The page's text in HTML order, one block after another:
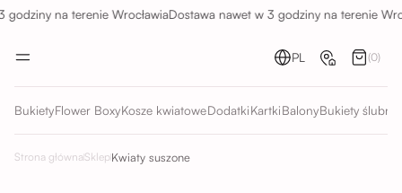
na terenie WrocławiaDostawa nawet w 3 godziny na terenie
PL (0)
BukietyFlower BoxyKosze kwiatoweDodatkiKartkiBalonyBukiety ślubne
Strona główna Sklep Kwiaty suszone